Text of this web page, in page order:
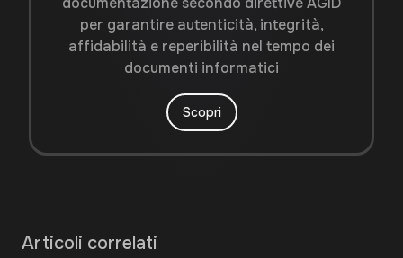
per garantire autenticità, integrità,
affidabilità e reperibilità nel tempo dei
documenti informatici
Scopri
Articoli correlati